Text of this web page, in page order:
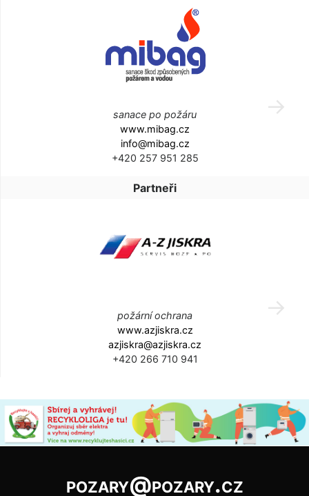
sanace po požáru
www.mibag.cz
info@mibag.cz
+420 257 951 285
Partneři
požární ochrana
www.azjiskra.cz
azjiskra@azjiskra.cz
+420 266 710 941
pozary@pozary.cz